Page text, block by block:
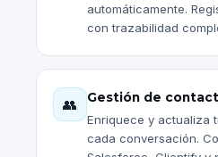
automáticamente.
con trazabilidad
👥
Gestión de
Enriquece y actualiza
cada conversación.